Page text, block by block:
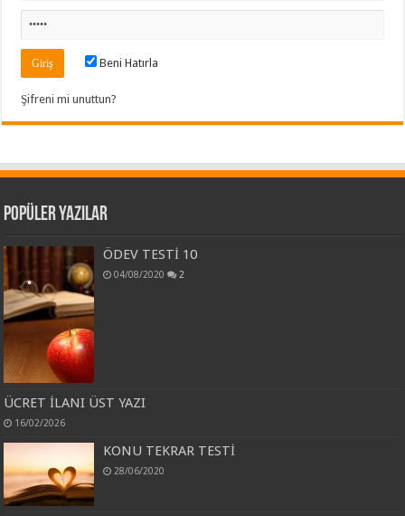
Beni Hatırla
Şifreni mi unuttun?
Popüler Yazılar
ÖDEV TESTİ 10
04/08/2020 2
ÜCRET İLANI ÜST YAZI
16/02/2026
KONU TEKRAR TESTİ
28/06/2020